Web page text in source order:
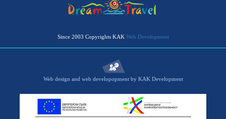
Since 2003 Copyrights KAK Web Development
Web design and web developopment by KAK Development